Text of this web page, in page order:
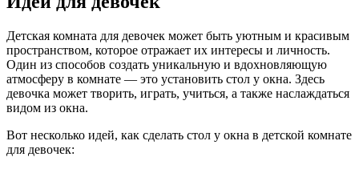
Детская комната для девочек может быть уютным и красивым
пространством, которое отражает их интересы и личность.
Один из способов создать уникальную и вдохновляющую
атмосферу в комнате — это установить стол у окна. Здесь
девочка может творить, играть, учиться, а также наслаждаться
видом из окна.
Вот несколько идей, как сделать стол у окна в детской комнате
для девочек: